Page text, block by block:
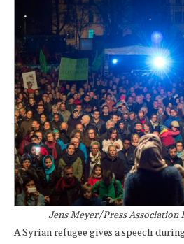
Jens Meyer/Press Association
A Syrian refugee gives a speech